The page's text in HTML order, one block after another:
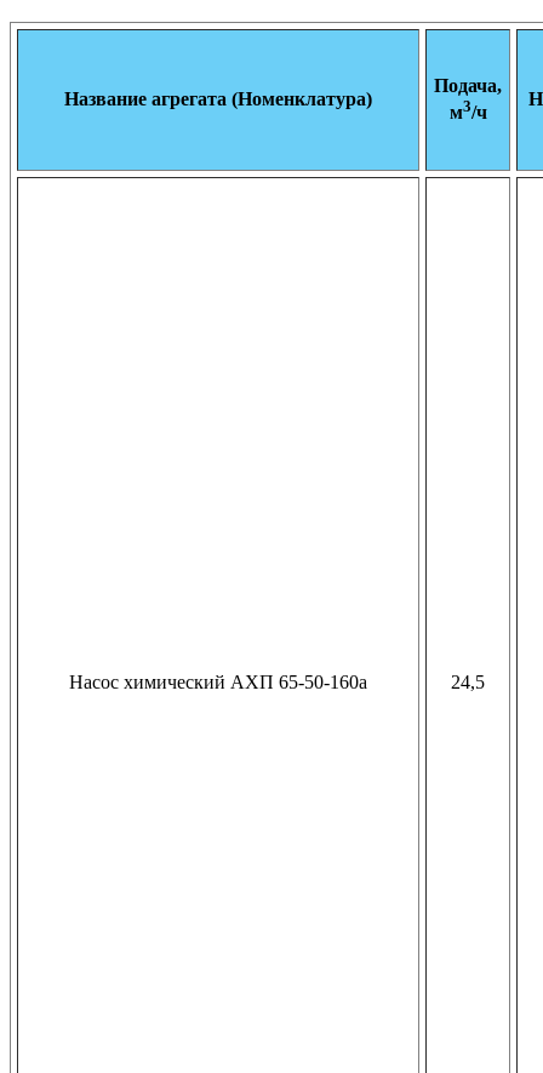
Название агрегата (Номенклатура)
Подача,
м3/ч
Насос химический АХП 65-50-160а 24,5